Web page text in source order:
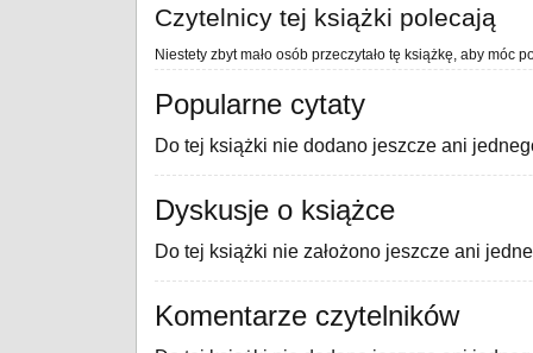
Czytelnicy tej książki polecają
Niestety zbyt mało osób przeczytało tę książkę, aby móc
Popularne cytaty
Do tej książki nie dodano jeszcze ani
Dyskusje o książce
Do tej książki nie założono jeszcze ani
Komentarze czytelników